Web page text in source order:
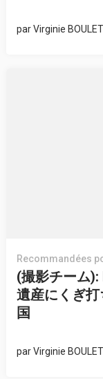
parVirginie BOULET
Recommandées
(撮影チーム
遺産にくぎ
国
parVirginie BOULET